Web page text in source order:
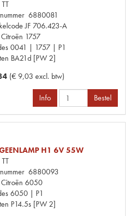
TT
6880081
JF 706.423-A
1757
0041 | 1757 | P1
BA21d [PW 2]
(€ 9,03 excl. btw)
Info Bestel
H1 6V 55W
TT
6880093
6050
6050 | P1
P14.5s [PW 2]